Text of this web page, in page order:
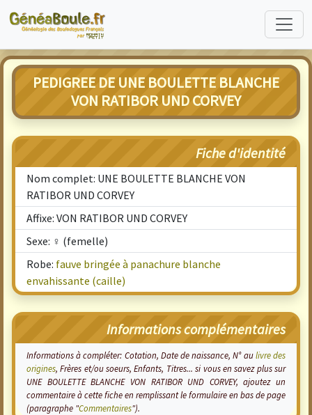
PEDIGREE DE UNE BOULETTE BLANCHE
VON RATIBOR UND CORVEY
Fiche d'identité
Nom complet: UNE BOULETTE BLANCHE VON
RATIBOR UND CORVEY
Affixe: VON RATIBOR UND CORVEY
Sexe: ♀ (femelle)
Robe: fauve bringée à panachure blanche
envahissante (caille)
Informations complémentaires
Informations à compléter: Cotation, Date de naissance, N° aulivre des
origines, Frères et/ou soeurs, Enfants, Titres... si vous en savez plus sur
UNE BOULETTE BLANCHE VON RATIBOR UND CORVEY, ajoutez un
commentaire à cette fiche en remplissant le formulaire en bas de page
(paragraphe "Commentaires").